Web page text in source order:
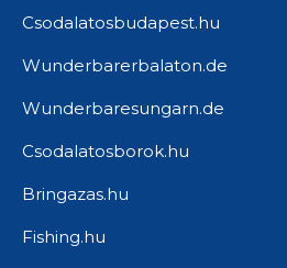
Csodalatosbudapest.hu
Wunderbarerbalaton.de
Wunderbaresungarn.de
Csodalatosborok.hu
Bringazas.hu
Fishing.hu